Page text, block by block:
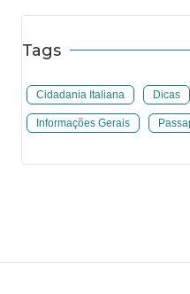
Tags
Cidadania Italiana Dicas
Informações Gerais